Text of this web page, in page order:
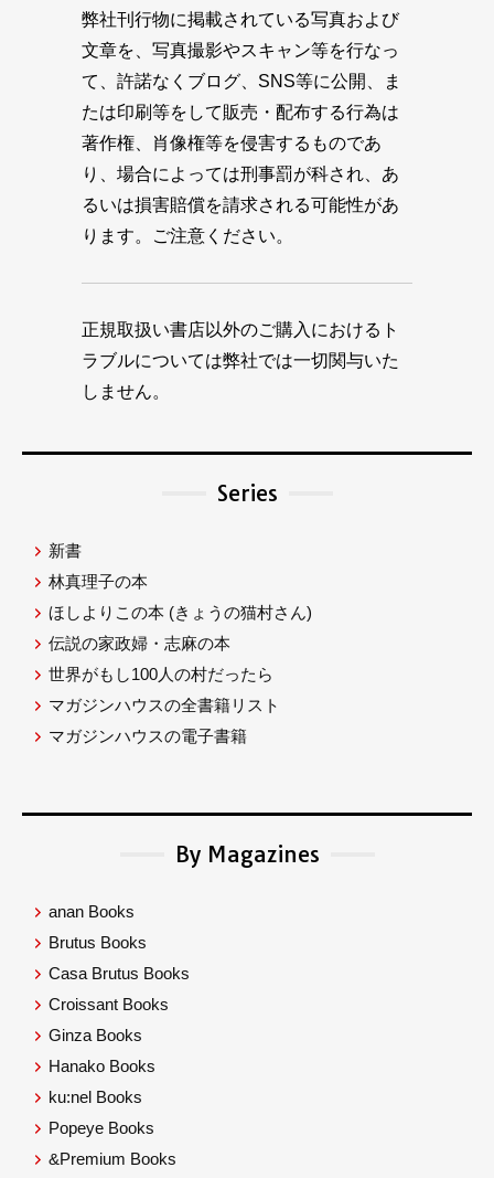
弊社刊行物に掲載されている写真および
文章を、写真撮影やスキャン等を行なっ
て、許諾なくブログ、SNS等に公開、ま
たは印刷等をして販売・配布する行為は
著作権、肖像権等を侵害するものであ
り、場合によっては刑事罰が科され、あ
るいは損害賠償を請求される可能性があ
ります。ご注意ください。
正規取扱い書店以外のご購入におけるト
ラブルについては弊社では一切関与いた
しません。
Series
新書
林真理子の本
ほしよりこの本 (きょうの猫村さん)
伝説の家政婦・志麻の本
世界がもし100人の村だったら
マガジンハウスの全書籍リスト
マガジンハウスの電子書籍
By Magazines
anan Books
Brutus Books
Casa Brutus Books
Croissant Books
Ginza Books
Hanako Books
ku:nel Books
Popeye Books
&Premium Books